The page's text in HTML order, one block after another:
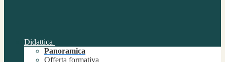
Didattica
Panoramica
Offerta formativa